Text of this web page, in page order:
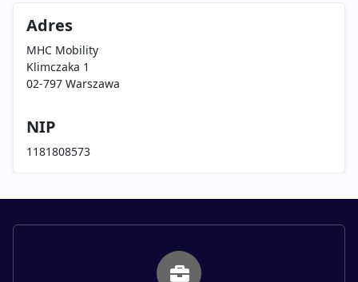
Adres
MHC Mobility
Klimczaka 1
02-797 Warszawa
NIP
1181808573